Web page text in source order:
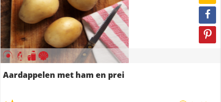
Aardappelen met ham en prei